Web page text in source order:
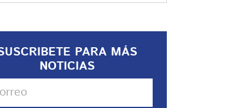
PARA MÁS
NOTICIAS